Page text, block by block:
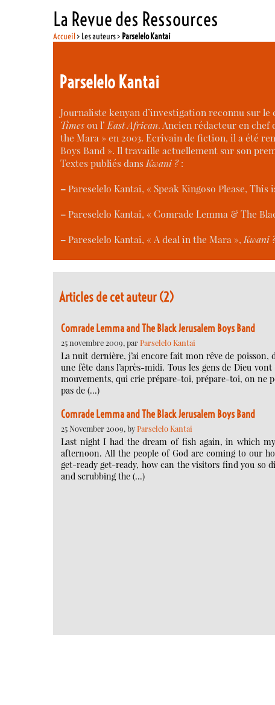
La Revue des Ressources
Accueil> Les auteurs > Parselelo Kantai
Parselelo Kantai
Journaliste kenyan d’investigation reconnu sur
Timesou l’ East African. Ancien rédacteur en chef
the Mara » en 2003. Ecrivain de fiction, il a été
Boys Band ». Il travaille actuellement sur son
Textes publiés dans Kwani ?:
–Pareselelo Kantai, « Speak Kingoso Please, This
–Pareselelo Kantai, « Comrade Lemma & The
–Pareselelo Kantai, « A deal in the Mara », Kwani
Articles de cet auteur (2)
Comrade Lemma and The Black Jerusalem Boys Band
25 novembre 2009, parParselelo Kantai
La nuit dernière, j’ai encore fait mon rêve de
une fête dans l’après-midi. Tous les gens de Dieu
mouvements, qui crie prépare-toi, prépare-toi, on ne
pas de (…)
Comrade Lemma and The Black Jerusalem Boys Band
25 November 2009, byParselelo Kantai
Last night I had the dream of fish again, in which
afternoon. All the people of God are coming to our
get-ready get-ready, how can the visitors find you so
and scrubbing the (…)